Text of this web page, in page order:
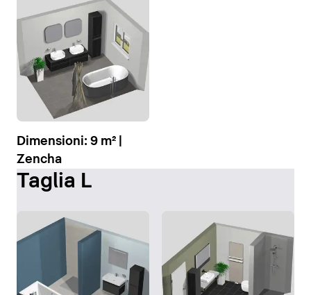
Dimensioni: 9 m² |
Zencha
Taglia L